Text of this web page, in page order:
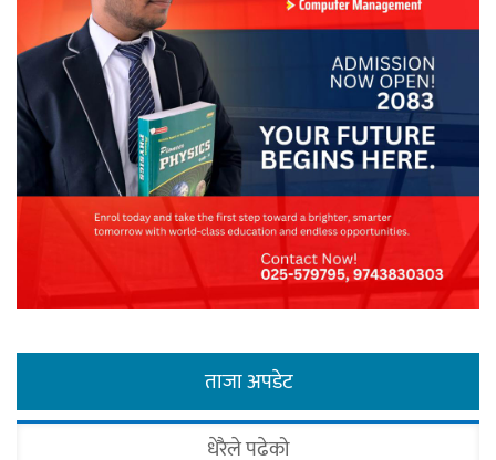
ताजा अपडेट
धेरैले पढेको